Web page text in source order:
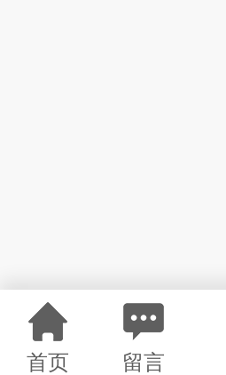
首页 留言